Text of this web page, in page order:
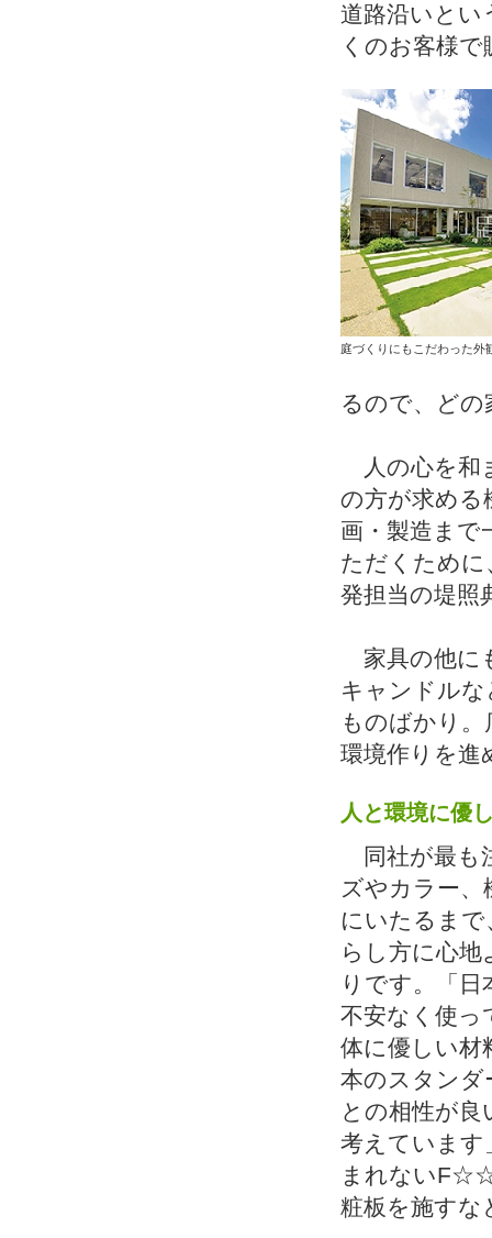
道路沿いとい
くのお客様
庭づくりにもこだわった外
るので、ど
人の心を和
の方が求める
画・製造まで
ただくために
発担当の堤照
家具の他に
キャンドル
ものばかり
環境作りを進
人と環境に優
同社が最も
ズやカラー、
にいたるま
らし方に心地
りです。「日
不安なく使っ
体に優しい材
本のスタンダ
との相性が
考えています
まれない
粧板を施すな